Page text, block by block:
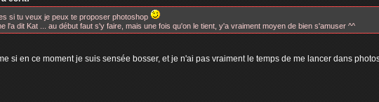
si tu veux je peux te proposer photoshop
l'a dit Kat ... au début faut s'y faire, mais une fois qu'on le tient, y'a vraiment moyen de bien s'amuser ^^
si en ce moment je suis sensée bosser, et je n'ai pas vraiment le temps de me lancer dans